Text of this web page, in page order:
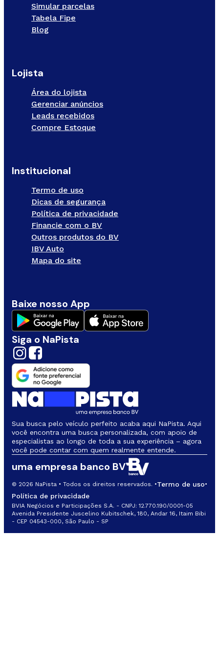
Simular parcelas
Tabela Fipe
Blog
Lojista
Área do lojista
Gerenciar anúncios
Leads recebidos
Compre Estoque
Institucional
Termo de uso
Dicas de segurança
Política de privacidade
Financie com o BV
Outros produtos do BV
IBV Auto
Mapa do site
Baixe nosso App
Siga o NaPista
Sua busca pelo veículo perfeito acaba aqui NaPista. Aqui
você encontra uma busca personalizada, com apoio de
especialistas ao longo de toda a sua experiência – agora
você pode contar com quem realmente entende.
© 2026 NaPista • Todos os direitos reservados. •Termo de uso•
Política de privacidade
BVIA Negócios e Participações S.A. - CNPJ: 12.770.190/0001-05
Avenida Presidente Juscelino Kubitschek, 180, Andar 16, Itaim Bibi
- CEP 04543-000, São Paulo - SP
uma empresa banco BV